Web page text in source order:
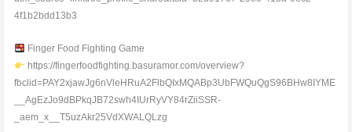
4f1b2bdd13b3
Finger Food Fighting Game
https://fingerfoodfighting.basuramor.com/overview?
fbclid=PAY2xjawJg6nVleHRuA2FlbQIxMQABp3UbFWQuQgS96BHw8IYME
__AgEzJo9dBPkqJB72swh4IUrRyVY84rZiiSSR-
_aem_x__T5uzAkr25VdXWALQLzg